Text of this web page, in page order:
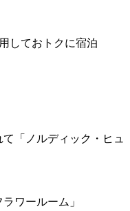
しておトクに宿泊
「ノルディック・ヒュ
ワールーム」